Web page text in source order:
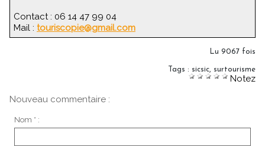
Contact : 06 14 47 99 04
Mail : touriscopie@gmail.com
Lu 9067 fois
Tags : sicsic surtourisme
Notez
Nouveau commentaire :
Nom * :